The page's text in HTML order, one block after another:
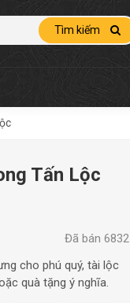
Tìm kiếm
Tấn Lộc
Đã bán 6832
cho phú quý, tài lộc
quà tặng ý nghĩa.